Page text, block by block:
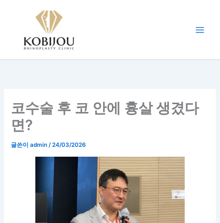
코수술 후 코 안에 흉살 생겼다
면?
글쓴이admin/24/03/2026